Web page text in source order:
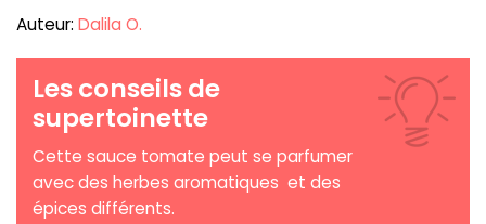
Auteur: Dalila O.
Les conseils de
supertoinette
Cette sauce tomate peut se parfumer
avec des herbes aromatiques et des
épices différents.